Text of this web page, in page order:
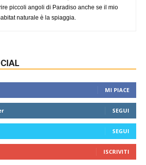
piccoli angoli di Paradiso anche se il mio
naturale è la spiaggia.
MI PIACE
SEGUI
SEGUI
ISCRIVITI